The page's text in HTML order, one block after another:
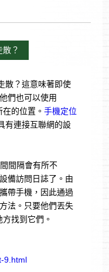
？
散？這意味著即使
們也可以使用
在的位置。手機定位
有連接互聯網的設
間隔會有所不
備訪問日誌了。由
帶手機，因此通過
法。只要他們丟失
找到它們。
9.html